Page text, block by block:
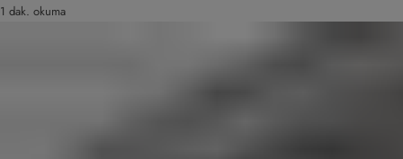
1 dak. okuma